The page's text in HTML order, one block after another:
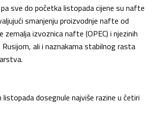
sve do početka listopada cijene su nafte
smanjenju proizvodnje nafte od
zemalja izvoznica nafte (OPEC) i njezinih
ali i naznakama stabilnog rasta
dosegnule najviše razine u četiri